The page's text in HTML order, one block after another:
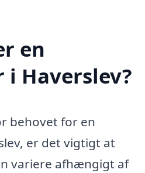
en
Haverslev?
behovet for en
er det vigtigt at
variere afhængigt af